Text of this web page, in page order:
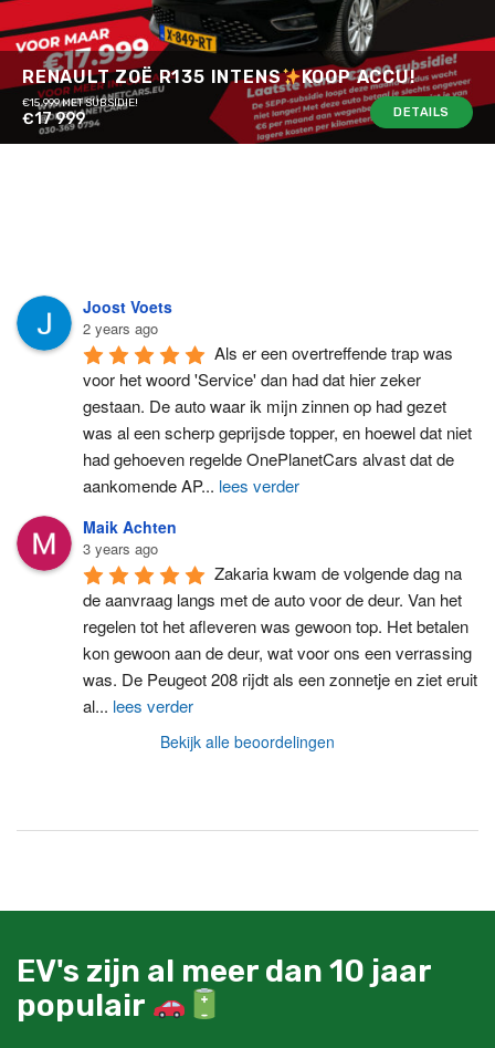
RENAULT ZOË R135 INTENS KOOP ACCU!
€15.999 MET SUBSIDIE!
€17 999 DETAILS
Joost Voets
2 years ago
Als er een overtreffende trap was
voor het woord 'Service' dan had dat hier zeker
gestaan. De auto waar ik mijn zinnen op had gezet
was al een scherp geprijsde topper, en hoewel dat niet
had gehoeven regelde OnePlanetCars alvast dat de
aankomende AP... lees verder
Maik Achten
3 years ago
Zakaria kwam de volgende dag na
de aanvraag langs met de auto voor de deur. Van het
regelen tot het afleveren was gewoon top. Het betalen
kon gewoon aan de deur, wat voor ons een verrassing
was. De Peugeot 208 rijdt als een zonnetje en ziet eruit
al... lees verder
Bekijk alle beoordelingen
EV's zijn al meer dan 10 jaar
populair